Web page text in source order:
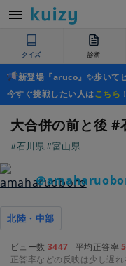
クイズ 診断
新登場『aruco』✨歩いて
今すぐ挑戦したい人はこちら ！
大合併の前と後 #
#石川県#富山県
＠
北陸・中部
ビュー数 3447 平均正答率
正答率などの反映は少し遅れ